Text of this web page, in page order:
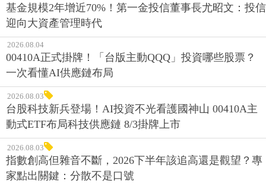
基金規模2年增近70%！第一金投信董事長尤昭文：投信
迎向大資產管理時代
2026.08.04
00410A正式掛牌！「台版主動QQQ」投資哪些股票？
一次看懂AI供應鏈布局
2026.08.03
台股科技新兵登場！AI投資不光看護國神山 00410A主
動式ETF布局科技供應鏈 8/3掛牌上市
2026.08.03
指數創高但雜音不斷，2026下半年該追高還是觀望？專
家點出關鍵：分散不是口號